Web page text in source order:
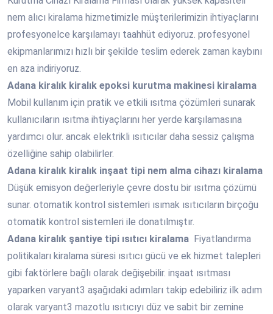
nem alıcı kiralama hizmetimizle müşterilerimizin ihtiyaçlarını
profesyonelce karşılamayı taahhüt ediyoruz. profesyonel
ekipmanlarımızı hızlı bir şekilde teslim ederek zaman kaybını
en aza indiriyoruz.
Adana kiralık kiralık epoksi kurutma makinesi kiralama
Mobil kullanım için pratik ve etkili ısıtma çözümleri sunarak
kullanıcıların ısıtma ihtiyaçlarını her yerde karşılamasına
yardımcı olur. ancak elektrikli ısıtıcılar daha sessiz çalışma
özelliğine sahip olabilirler.
Adana kiralık kiralık inşaat tipi nem alma cihazı kiralama
Düşük emisyon değerleriyle çevre dostu bir ısıtma çözümü
sunar. otomatik kontrol sistemleri ısımak ısıtıcıların birçoğu
otomatik kontrol sistemleri ile donatılmıştır.
Adana kiralık şantiye tipi ısıtıcı kiralama Fiyatlandırma
politikaları kiralama süresi ısıtıcı gücü ve ek hizmet talepleri
gibi faktörlere bağlı olarak değişebilir. inşaat ısıtması
yaparken varyant3 aşağıdaki adımları takip edebiliriz ilk adım
olarak varyant3 mazotlu ısıtıcıyı düz ve sabit bir zemine